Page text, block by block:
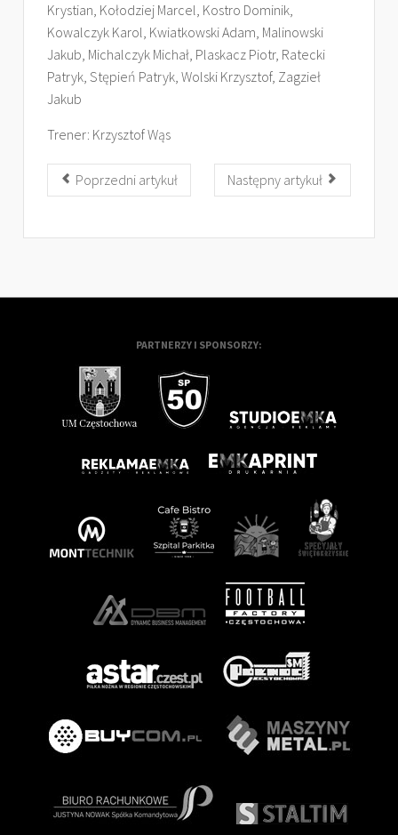
Krystian, Kołodziej Marcel, Kostro Dominik,
Kowalczyk Karol, Kwiatkowski Adam, Malinowski
Jakub, Michalczyk Michał, Plaskacz Piotr, Ratecki
Patryk, Stępień Patryk, Wolski Krzysztof, Zagzieł
Jakub
Trener: Krzysztof Wąs
Poprzedni artykuł Następny artykuł
PARTNERZY I SPONSORZY: